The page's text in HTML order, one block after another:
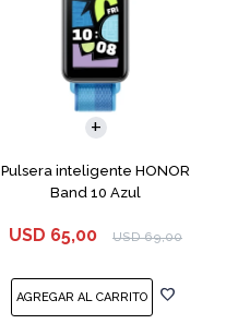
Pulsera inteligente HONOR
Band 10 Azul
USD 65,00 USD 69,00